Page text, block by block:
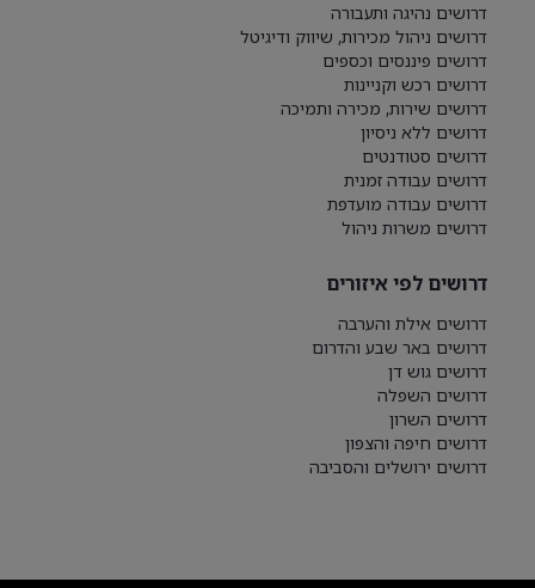
דרושים נהיגה ותעבורה
דרושים ניהול מכירות, שיווק ודיגיטל
דרושים פיננסים וכספים
דרושים רכש וקניינות
דרושים שירות, מכירה ותמיכה
דרושים ללא ניסיון
דרושים סטודנטים
דרושים עבודה זמנית
דרושים עבודה מועדפת
דרושים משרות ניהול
דרושים לפי איזורים
דרושים אילת והערבה
דרושים באר שבע והדרום
דרושים גוש דן
דרושים השפלה
דרושים השרון
דרושים חיפה והצפון
דרושים ירושלים והסביבה